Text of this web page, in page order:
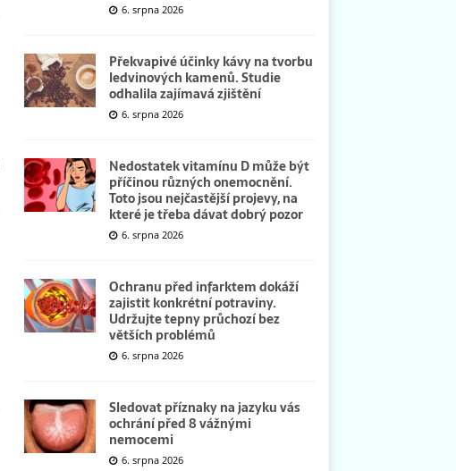
6. srpna 2026
Překvapivé účinky kávy na tvorbu
ledvinových kamenů. Studie
odhalila zajímavá zjištění
6. srpna 2026
Nedostatek vitamínu D může být
příčinou různých onemocnění.
Toto jsou nejčastější projevy, na
které je třeba dávat dobrý pozor
6. srpna 2026
Ochranu před infarktem dokáží
zajistit konkrétní potraviny.
Udržujte tepny průchozí bez
větších problémů
6. srpna 2026
Sledovat příznaky na jazyku vás
ochrání před 8 vážnými
nemocemi
6. srpna 2026